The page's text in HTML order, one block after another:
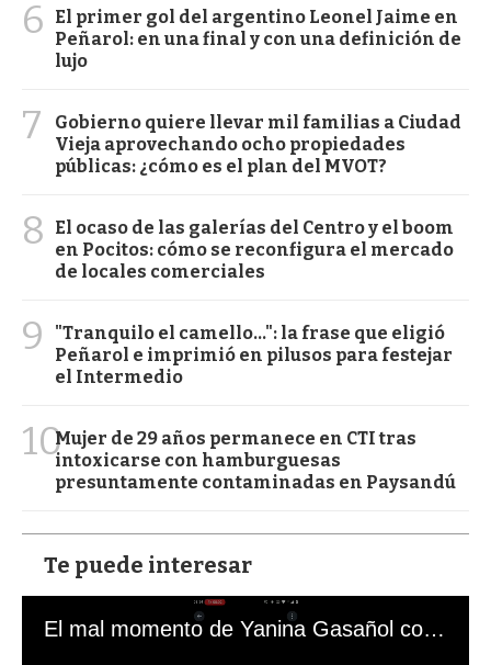
6
El primer gol del argentino Leonel Jaime en
Peñarol: en una final y con una definición de
lujo
7
Gobierno quiere llevar mil familias a Ciudad
Vieja aprovechando ocho propiedades
públicas: ¿cómo es el plan del MVOT?
8
El ocaso de las galerías del Centro y el boom
en Pocitos: cómo se reconfigura el mercado
de locales comerciales
9
"Tranquilo el camello...": la frase que eligió
Peñarol e imprimió en pilusos para festejar
el Intermedio
10Mujer de 29 años permanece en CTI tras
intoxicarse con hamburguesas
presuntamente contaminadas en Paysandú
Te puede interesar
El mal momento de Yanina Gasañol con un hincha argentino en "Subrayado"